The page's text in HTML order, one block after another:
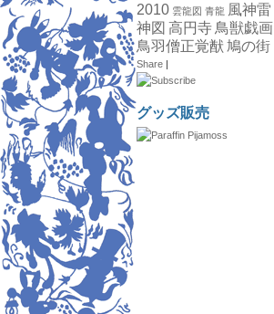
2010 雲龍図 青龍 風神雷
神図 高円寺 鳥獣戯画
鳥羽僧正覚猷鳩の街
Share |
グッズ販売